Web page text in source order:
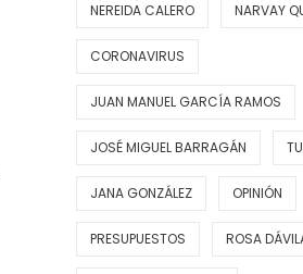
NEREIDA CALERO NARVAY
CORONAVIRUS
JUAN MANUEL GARCÍA RAMOS
JOSÉ MIGUEL BARRAGÁN
JANA GONZÁLEZ OPINIÓN
PRESUPUESTOS ROSA